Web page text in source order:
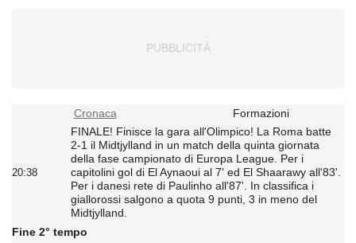
Cronaca Formazioni
20:38
FINALE! Finisce la gara all'Olimpico! La Roma batte
2-1 il Midtjylland in un match della quinta giornata
della fase campionato di Europa League. Per i
capitolini gol di El Aynaoui al 7' ed El Shaarawy all'83'.
Per i danesi rete di Paulinho all'87'. In classifica i
giallorossi salgono a quota 9 punti, 3 in meno del
Midtjylland.
Fine 2° tempo